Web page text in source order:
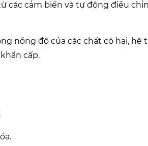
các cảm biến và tự động điều
nồng độ của các chất có hại, hệ
cấp.